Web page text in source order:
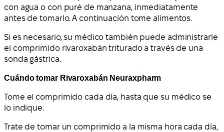
con agua o con puré de manzana, inmediatamente
antes de tomarlo. A continuación tome alimentos.
Si es necesario, su médico también puede administrarle
el comprimido rivaroxabán triturado a través de una
sonda gástrica.
Cuándo tomar Rivaroxabán Neuraxpharm
Tome el comprimido cada día, hasta que su médico se
lo indique.
Trate de tomar un comprimido a la misma hora cada día,